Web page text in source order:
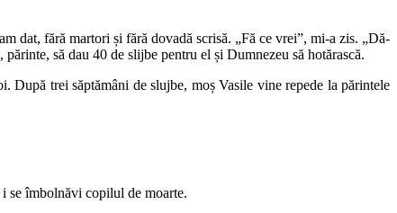
dat, fără martori și fără dovadă scrisă. „Fă ce vrei”, mi-a zis. „Dă-
să dau 40 de slijbe pentru el și Dumnezeu să hotărască.
trei săptămâni de slujbe, moș Vasile vine repede la părintele
se îmbolnăvi copilul de moarte.